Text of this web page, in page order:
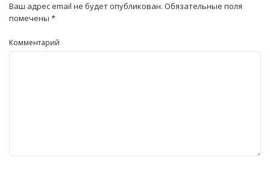
Ваш адрес email не будет опубликован. Обязательные поля
помечены *
Комментарий